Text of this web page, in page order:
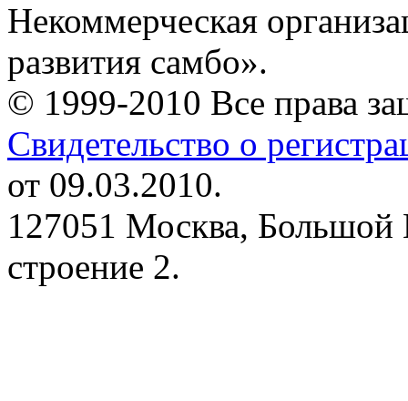
Некоммерческая
развития самбо».
© 1999-2010 Все права
Свидетельство о
от 09.03.2010.
127051 Москва, Большой
строение 2.